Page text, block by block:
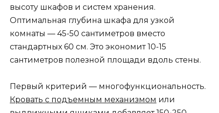
высоту шкафов и систем хранения.
Оптимальная глубина шкафа для узкой
комнаты — 45-50 сантиметров вместо
стандартных 60 см. Это экономит 10-15
сантиметров полезной площади вдоль стены.
Первый критерий — многофункциональность.
Кровать с подъемным механизмом или